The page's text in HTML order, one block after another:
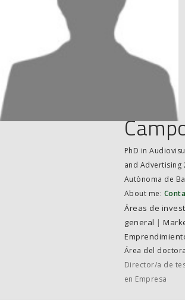
NOTICIAS
ACTIVIDADES
PhD in
and Advertising
Autònoma de
About me:
general |
Área del
Director/a de
en Empresa